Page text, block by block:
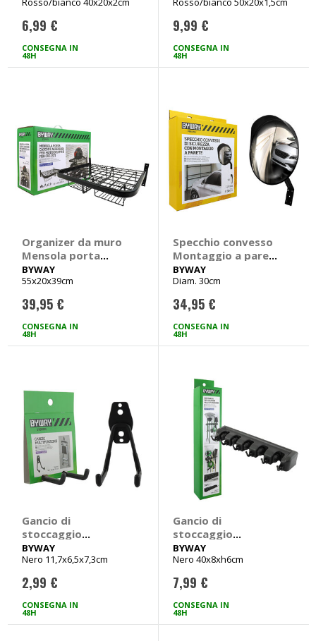
BYWAY
6,99 €
CONSEGNA IN
48H
BYWAY
9,99 €
CONSEGNA IN
48H
Organizer da muro
Mensola porta
caschi e accessori -
BYWAY
BYWAY
55x20x39cm
39,95 €
CONSEGNA IN
48H
Specchio convesso
Montaggio a parete
- BYWAY
BYWAY
Diam. 30cm
34,95 €
CONSEGNA IN
48H
Gancio di
stoccaggio
Multifunzione -
BYWAY
BYWAY
Nero 11,7x6,5x7,3cm
2,99 €
CONSEGNA IN
48H
Gancio di
stoccaggio
Multifunzione -
BYWAY
BYWAY
Nero 40x8xh6cm
7,99 €
CONSEGNA IN
48H